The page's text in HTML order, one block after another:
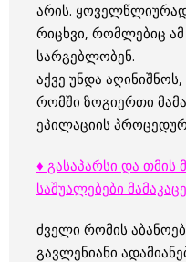
არის. ყოველწლიურად
რიცხვი, რომლებიც
სარგებლობენ.
აქვე უნდა
რომში ზოგიერთი
ეპილაციის
♦ გასაპარსი და
საშუალებები
ძველი რომის
გავლენიანი